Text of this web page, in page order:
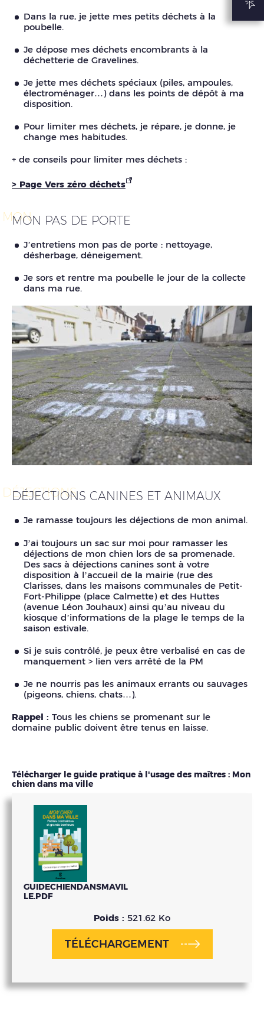
Dans la rue, je jette mes petits déchets à la
poubelle.
Je dépose mes déchets encombrants à la
déchetterie de Gravelines.
Je jette mes déchets spéciaux (piles, ampoules,
électroménager…) dans les points de dépôt à ma
disposition.
Pour limiter mes déchets, je répare, je donne, je
change mes habitudes.
+ de conseils pour limiter mes déchets :
> Page Vers zéro déchets
MON
MON PAS DE PORTE
J’entretiens mon pas de porte : nettoyage,
désherbage, déneigement.
Je sors et rentre ma poubelle le jour de la collecte
dans ma rue.
DÉJECTIONS
DÉJECTIONS CANINES ET ANIMAUX
Je ramasse toujours les déjections de mon animal.
J’ai toujours un sac sur moi pour ramasser les
déjections de mon chien lors de sa promenade.
Des sacs à déjections canines sont à votre
disposition à l’accueil de la mairie (rue des
Clarisses, dans les maisons communales de Petit-
Fort-Philippe (place Calmette) et des Huttes
(avenue Léon Jouhaux) ainsi qu’au niveau du
kiosque d’informations de la plage le temps de la
saison estivale.
Si je suis contrôlé, je peux être verbalisé en cas de
manquement > lien vers arrêté de la PM
Je ne nourris pas les animaux errants ou sauvages
(pigeons, chiens, chats…).
Rappel : Tous les chiens se promenant sur le
domaine public doivent être tenus en laisse.
Télécharger le guide pratique à l'usage des maîtres : Mon
chien dans ma ville
GUIDECHIENDANSMAVIL
LE.PDF
Poids : 521.62 Ko
TÉLÉCHARGEMENT